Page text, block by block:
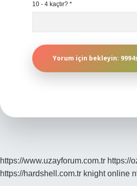
10 - 4 kaçtır? *
https://www.uzayforum.com.tr https://
https://hardshell.com.tr knight online